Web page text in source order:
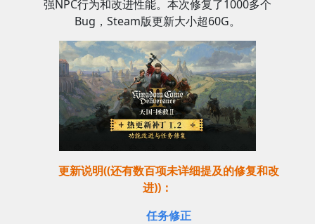
强NPC行为和改进性能。本次修复了1000多个
Bug，Steam版更新大小超60G。
更新说明((还有数百项未详细提及的修复和改
进))：
任务修正